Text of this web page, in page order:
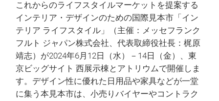
これからのライフスタイルマーケットを提案する
インテリア・デザインのための国際見本市「イン
テリア ライフスタイル」（主催：メッセフランク
フルト ジャパン株式会社、代表取締役社長：梶原
靖志）が2024年6月12日（水）－14日（金）、東
京ビッグサイト 西展示棟とアトリウムで開催しま
す。デザイン性に優れた日用品や家具などが一堂
に集う本見本市は、小売りバイヤーやコントラク